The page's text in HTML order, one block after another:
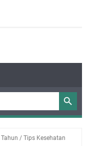
Tahun / Tips Kesehatan